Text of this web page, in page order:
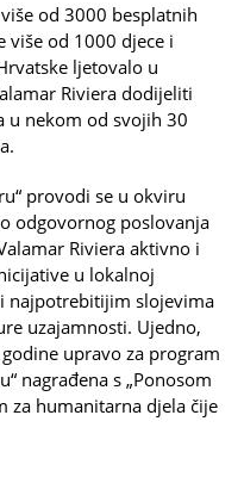
od 3000 besplatnih
više od 1000 djece i
ljetovalo u
Riviera dodijeliti
u nekom od svojih 30
provodi se u okviru
odgovornog poslovanja
Riviera aktivno i
u lokalnoj
najpotrebitijim slojevima
uzajamnosti. Ujedno,
upravo za program
nagrađena s „Ponosom
za humanitarna djela čije